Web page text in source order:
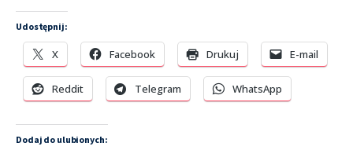
Udostępnij:
X Facebook Drukuj E-mail
Reddit Telegram WhatsApp
Dodaj do ulubionych: